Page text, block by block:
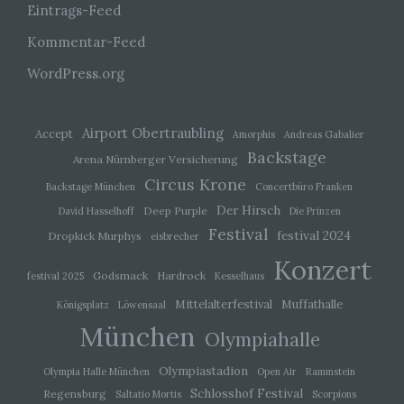
Eintrags-Feed
Kommentar-Feed
WordPress.org
Accept Airport Obertraubling Amorphis Andreas Gabalier
Arena Nürnberger Versicherung Backstage
Backstage München Circus Krone
Concertbüro Franken
David Hasselhoff
Deep Purple Der Hirsch Die Prinzen
Dropkick Murphys eisbrecher Festival festival 2024
festival 2025 Godsmack Hardrock Kesselhaus Konzert
Königsplatz Löwensaal Mittelalterfestival Muffathalle
München Olympiahalle
Olympia Halle München Olympiastadion Open Air Rammstein
Regensburg Saltatio Mortis Schlosshof Festival Scorpions
persönliche Aspekte, die sich auf eine natürliche
um Aspekte bezüglich Arbeitsleistung,
Vorlieben, Interessen, Zuverlässigkeit, Verhalten,
Aufenthaltsort oder Ortswechsel dieser
Pseudonymisierung ist die Verarbeitung
personenbezogener Daten in einer Weise, auf
welche die personenbezogenen Daten ohne
Hinzuziehung zusätzlicher Informationen nicht
mehr einer spezifischen betroffenen Person
zusätzlichen Informationen gesondert aufbewahrt
Maßnahmen unterliegen, die gewährleisten, dass
die personenbezogenen Daten nicht einer
identifizierten oder identifizierbaren natürlichen
Person zugewiesen werden.